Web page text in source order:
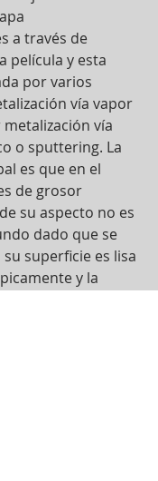
a través de
película y esta
por varios
vía vapor
vía
o sputtering. La
es que en el
de grosor
su aspecto no es
dado que se
superficie es lisa
y la